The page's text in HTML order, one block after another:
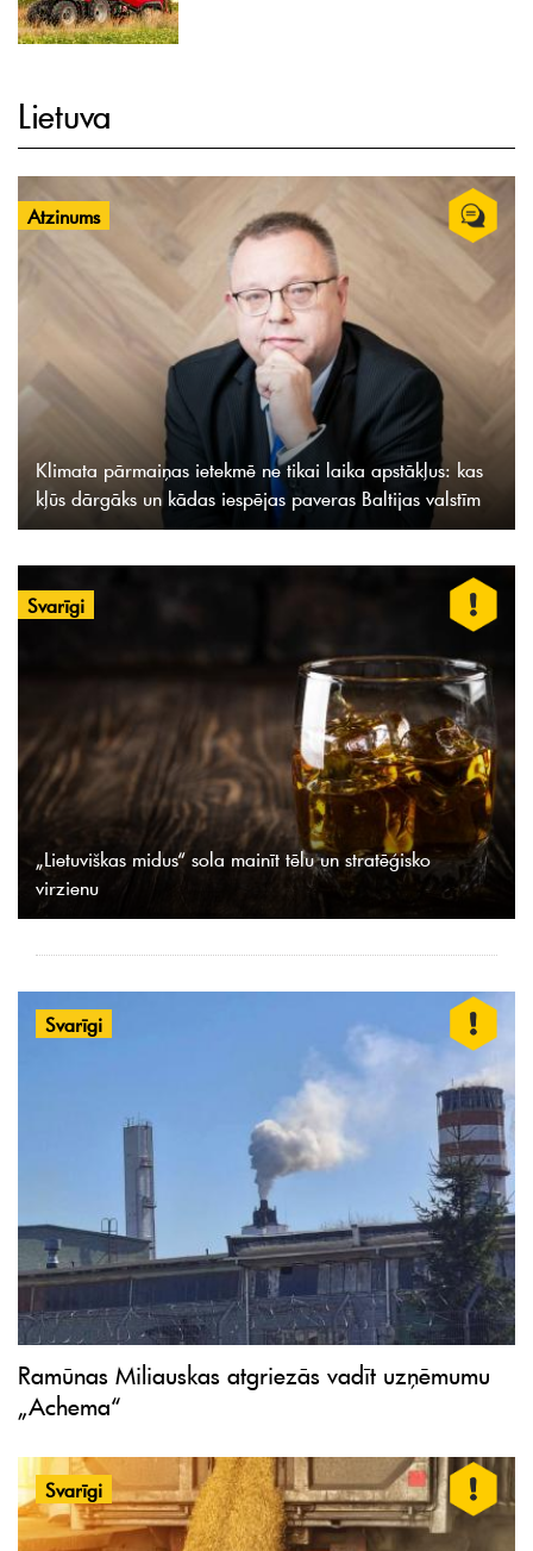
Lietuva
Atzinums
Klimata pārmaiņas ietekmē ne tikai laika apstākļus: kas
kļūs dārgāks un kādas iespējas paveras Baltijas valstīm
Svarīgi
„Lietuviškas midus“ sola mainīt tēlu un stratēģisko
virzienu
Svarīgi
Ramūnas Miliauskas atgriezās vadīt uzņēmumu
„Achema“
Svarīgi